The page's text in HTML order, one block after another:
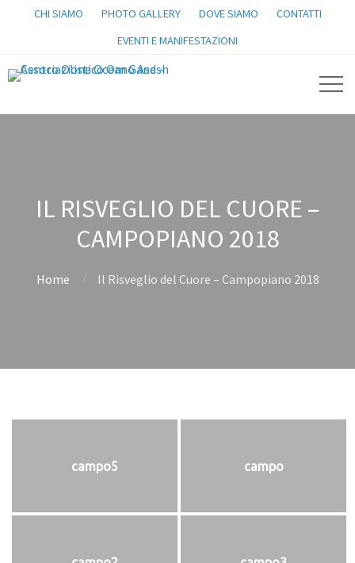
CHI SIAMO PHOTO GALLERY DOVE SIAMO
CONTATTI
EVENTI E MANIFESTAZIONI
IL RISVEGLIO DEL CUORE –
CAMPOPIANO 2018
Home Il Risveglio del Cuore – Campopiano 2018
campo5 campo